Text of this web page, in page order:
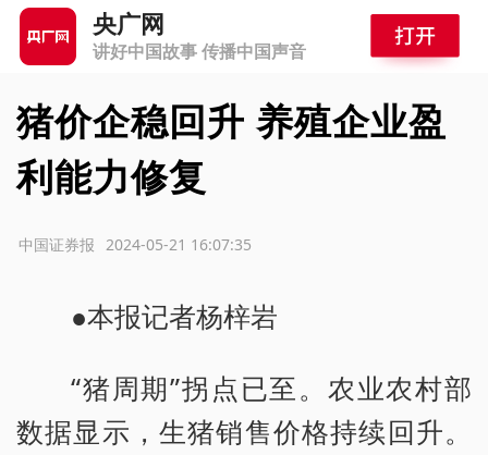
央广网
讲好中国故事 传播中国声音
猪价企稳回升 养殖企业盈
利能力修复
2024-05-21 16:07:35
中国证券报
●本报记者杨梓岩
“猪周期”拐点已至。农业农村部
数据显示，生猪销售价格持续回升。